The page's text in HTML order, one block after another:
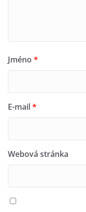
Jméno *
E-mail*
Webová stránka